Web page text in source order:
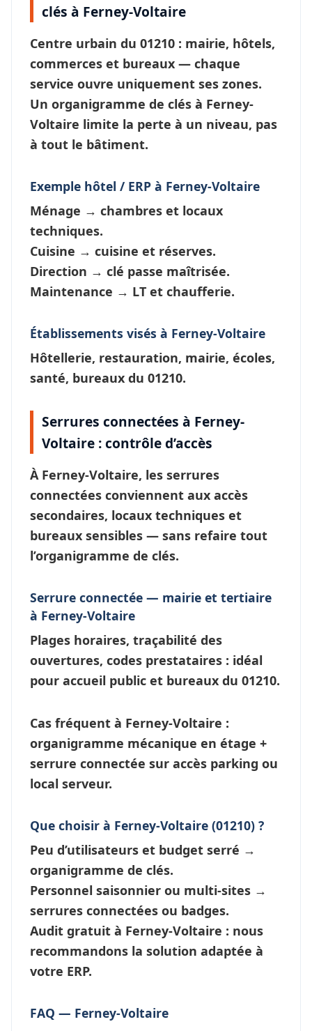
clés à Ferney-Voltaire
Centre urbain du 01210 : mairie, hôtels,
commerces et bureaux — chaque
service ouvre uniquement ses zones.
Un organigramme de clés à Ferney-
Voltaire limite la perte à un niveau, pas
à tout le bâtiment.
Exemple hôtel / ERP à Ferney-Voltaire
Ménage → chambres et locaux
techniques.
Cuisine → cuisine et réserves.
Direction → clé passe maîtrisée.
Maintenance → LT et chaufferie.
Établissements visés à Ferney-Voltaire
Hôtellerie, restauration, mairie, écoles,
santé, bureaux du 01210.
Serrures connectées à Ferney-
Voltaire : contrôle d’accès
À Ferney-Voltaire, les serrures
connectées conviennent aux accès
secondaires, locaux techniques et
bureaux sensibles — sans refaire tout
l’organigramme de clés.
Serrure connectée — mairie et tertiaire
à Ferney-Voltaire
Plages horaires, traçabilité des
ouvertures, codes prestataires : idéal
pour accueil public et bureaux du 01210.
Cas fréquent à Ferney-Voltaire :
organigramme mécanique en étage +
serrure connectée sur accès parking ou
local serveur.
Que choisir à Ferney-Voltaire (01210) ?
Peu d’utilisateurs et budget serré →
organigramme de clés.
Personnel saisonnier ou multi-sites →
serrures connectées ou badges.
Audit gratuit à Ferney-Voltaire : nous
recommandons la solution adaptée à
votre ERP.
FAQ — Ferney-Voltaire